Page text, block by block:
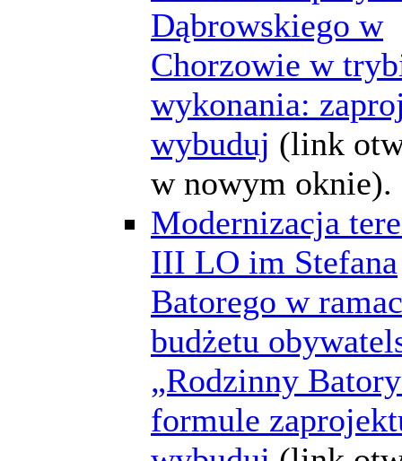
Dąbrowskiego w
Chorzowie w
wykonania:
wybuduj (link
w nowym oknie).
Modernizacja
III LO im Stefana
Batorego w
budżetu
„Rodzinny
formule